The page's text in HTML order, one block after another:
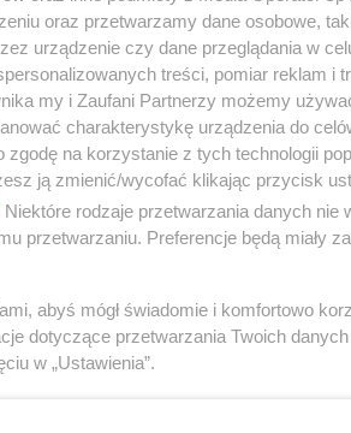
oraz przetwarzamy dane osobowe,
urządzenie czy dane przeglądania w
treści, pomiar reklam i
my i Zaufani Partnerzy możemy
charakterystykę urządzenia do
na korzystanie z tych technologii
ją zmienić/wycofać klikając przycisk
Niektóre rodzaje przetwarzania danych nie
przetwarzaniu. Preferencje będą miały
abyś mógł świadomie i komfortowo
dotyczące przetwarzania Twoich
w „Ustawienia”.